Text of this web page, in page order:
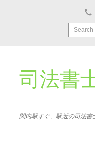
Search
司法書
関内駅すぐ、駅近の司法